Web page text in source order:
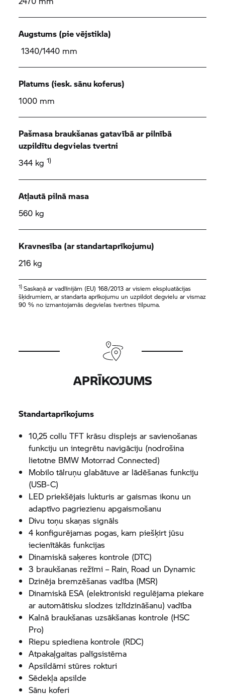
Augstums (pie vējstikla)
1340/1440 mm
Platums (iesk. sānu koferus)
1000 mm
Pašmasa braukšanas gatavībā ar pilnībā
uzpildītu degvielas tvertni
344 kg 1)
Atļautā pilnā masa
560 kg
Kravnesība (ar standartaprīkojumu)
216 kg
1)Saskaņā ar vadlīnijām (EU) 168/2013 ar visiem ekspluatācijas
šķidrumiem, ar standarta aprīkojumu un uzpildot degvielu ar vismaz
90 % no izmantojamās degvielas tvertnes tilpuma.
APRĪKOJUMS
Standartaprīkojums
10,25 collu TFT krāsu displejs ar savienošanas
funkciju un integrētu navigāciju (nodrošina
lietotne BMW Motorrad Connected)
Mobilo tālruņu glabātuve ar lādēšanas funkciju
(USB-C)
LED priekšējais lukturis ar gaismas ikonu un
adaptīvo pagriezienu apgaismošanu
Divu toņu skaņas signāls
4 konfigurējamas pogas, kam piešķirt jūsu
iecienītākās funkcijas
Dinamiskā saķeres kontrole (DTC)
3 braukšanas režīmi – Rain, Road un Dynamic
Dzinēja bremzēšanas vadība (MSR)
Dinamiskā ESA (elektroniski regulējama piekare
ar automātisku slodzes izlīdzināšanu) vadība
Kalnā braukšanas uzsākšanas kontrole (HSC
Pro)
Riepu spiediena kontrole (RDC)
Atpakaļgaitas palīgsistēma
Apsildāmi stūres rokturi
Sēdekļa apsilde
Sānu koferi